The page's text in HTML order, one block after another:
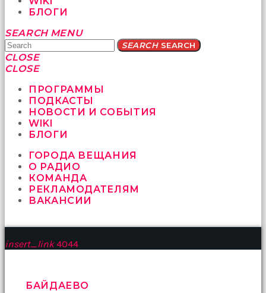
БЛОГИ
Yatağa
bile
geçmeye
fırsat
sikici
kocalar
güzel
karıları
öttürüyor
sex
hikayeleri
kızların
boşalarak
porno
SEARCH MENU
SEARCHSEARCH
CLOSE
CLOSE
ПРОГРАММЫ
ПОДКАСТЫ
НОВОСТИ И СОБЫТИЯ
WIKI
БЛОГИ
ГОРОДА ВЕЩАНИЯ
О РАДИО
КОМАНДА
РЕКЛАМОДАТЕЛЯМ
ВАКАНСИИ
insert_link 4044
БАЙДАЕВО